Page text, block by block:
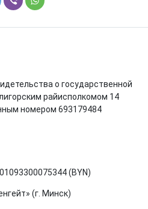
о государственной
райисполкомом 14
номером 693179484
(BYN)
(г. Минск)